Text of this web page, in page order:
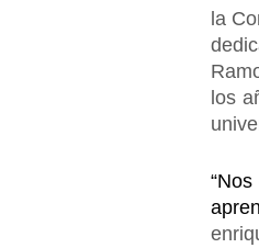
la
los